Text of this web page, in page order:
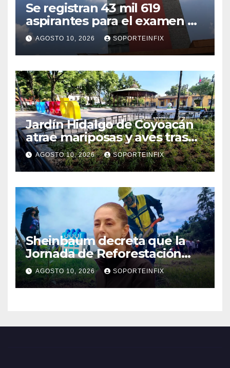
Se registran 43 mil 619
aspirantes para el examen de
ingreso a la UNAM
AGOSTO 10, 2026 SOPORTEINFIX
Jardín Hidalgo de Coyoacán
atrae mariposas y aves tras
convertirse en espacio
polinizador
AGOSTO 10, 2026 SOPORTEINFIX
Sheinbaum decreta que la
Jornada de Reforestación
sea cada segundo domingo
de agosto
AGOSTO 10, 2026 SOPORTEINFIX